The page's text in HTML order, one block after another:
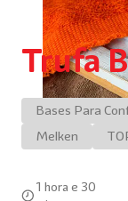
Trufa
Bases Para
Melken
1 hora e 30